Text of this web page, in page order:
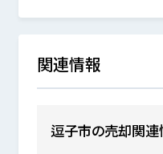
関連情報
逗子市の売却関連